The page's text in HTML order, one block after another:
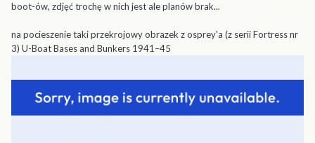
boot-ów, zdjęć trochę w nich jest ale planów brak...
na pocieszenie taki przekrojowy obrazek z osprey'a (z serii Fortress nr
3) U-Boat Bases and Bunkers 1941–45